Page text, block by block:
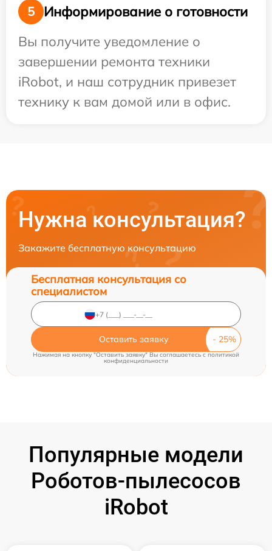
5
Информирование о готовности
Вы получите уведомление о
завершении ремонта техники
iRobot, и наш сотрудник привезет
технику к вам домой или в офис.
Нужна консультация?
Закажите бесплатную консультацию
Бесплатная консультация со
специалистом
Оставить заявку
Нажимая на кнопку "Оставить заявку" Вы соглашаетесь c политикой
конфиденциальности
Популярные модели
Роботов-пылесосов
iRobot